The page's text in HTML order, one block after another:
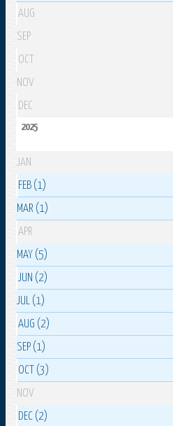
AUG
SEP
OCT
NOV
DEC
2025
JAN
FEB (1)
MAR (1)
APR
MAY (5)
JUN (2)
JUL (1)
AUG (2)
SEP (1)
OCT (3)
NOV
DEC (2)